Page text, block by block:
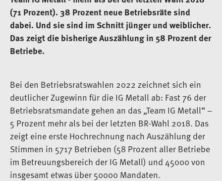
(71 Prozent). 38 Prozent neue Betriebsräte sind
dabei. Und sie sind im Schnitt jünger und weiblicher.
Das zeigt die bisherige Auszählung in 58 Prozent der
Betriebe.
Bei den Betriebsratswahlen 2022 zeichnet sich ein
deutlicher Zugewinn für die IG Metall ab: Fast 76 der
Betriebsratsmandate gehen an das „Team IG Metall“ –
5 Prozent mehr als bei der letzten BR-Wahl 2018. Das
zeigt eine erste Hochrechnung nach Auszählung der
Stimmen in 5717 Betrieben (58 Prozent aller Betriebe
im Betreuungsbereich der IG Metall) und 45000 von
insgesamt etwas über 50000 Mandaten.